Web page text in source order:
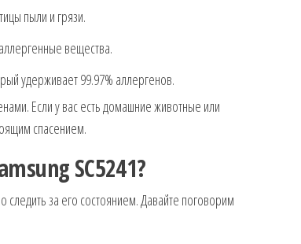
пыли и грязи.
вещества.
удерживает 99.97% аллергенов.
Если у вас есть домашние животные или
спасением.
SC5241?
за его состоянием. Давайте поговорим